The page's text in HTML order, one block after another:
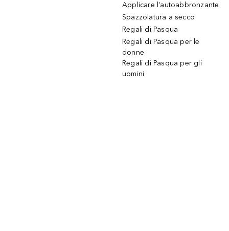
Applicare l'autoabbronzante
Spazzolatura a secco
Regali di Pasqua
Regali di Pasqua per le
donne
Regali di Pasqua per gli
uomini